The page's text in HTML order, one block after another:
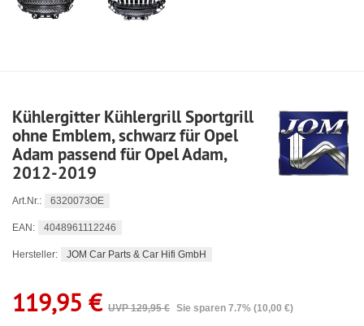
Kühlergitter Kühlergrill Sportgrill
ohne Emblem, schwarz für Opel
Adam passend für Opel Adam,
2012-2019
Art.Nr.: 6320073OE
EAN: 4048961112246
Hersteller: JOM Car Parts & Car Hifi GmbH
119,95 € UVP 129,95 € Sie sparen 7.7% (10,00 €)